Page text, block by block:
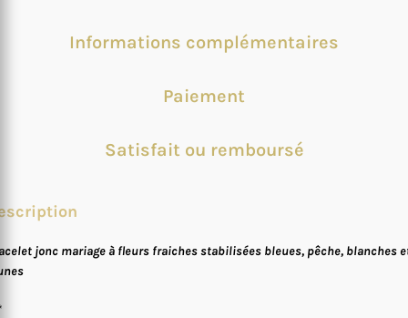
Informations complémentaires
Paiement
Satisfait ou remboursé
jonc mariage à fleurs fraiches stabilisées bleues, pêche, blanches